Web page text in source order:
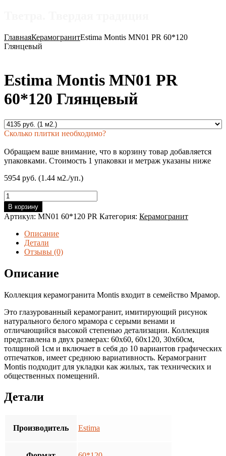
ГлавнаяКерамогранитEstima Montis MN01 PR 60*120
Глянцевый
Estima Montis MN01 PR
60*120 Глянцевый
Сколько плитки необходимо?
Обращаем ваше внимание, что в корзину товар добавляется
упаковками. Стоимость 1 упаковки и метраж указаны ниже
5954 руб. (1.44 м2./уп.)
Количество
товара
Estima
Montis
MN01
60*120
Глянцевый
В корзину
Артикул: MN01 60*120 PR Категория: Керамогранит
Описание
Детали
Отзывы (0)
Описание
Коллекция керамогранита Montis входит в семейство Мрамор.
Это глазурованный керамогранит, имитирующий рисунок
натурального белого мрамора с серыми венами и
отличающийся высокой степенью детализации. Коллекция
представлена в двух размерах: 60х60, 60х120, 30х60см,
толщиной 1см и включает в себя до 10 вариантов графических
отпечатков, имеет среднюю вариативность. Керамогранит
Montis подходит для укладки как жилых, так технических и
общественных помещений.
Детали
Производитель Estima